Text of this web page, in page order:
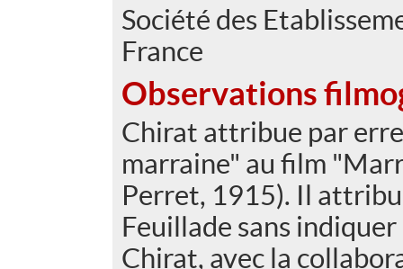
Société des
France
Observations
Chirat attribue par
marraine" au film
Perret, 1915). Il
Feuillade sans
Chirat, avec la